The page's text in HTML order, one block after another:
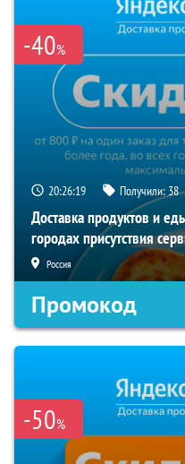
-40%
20:26:18 Получили:38
Доставка продуктов и
городах присутствия
Россия
Промокод
-50%